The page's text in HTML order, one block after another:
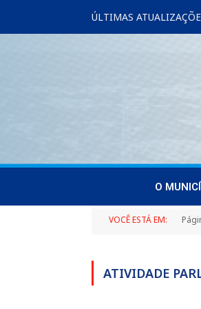
ÚLTIMAS
O
VOCÊ ESTÁ EM:
ATIVIDADE